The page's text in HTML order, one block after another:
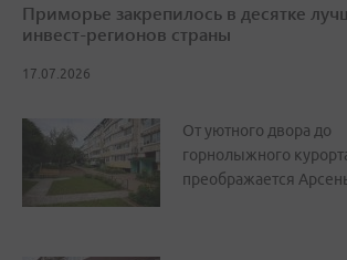
Приморье закрепилось в десятке
инвест-регионов страны
17.07.2026
От уютного двора до
горнолыжного
преображается